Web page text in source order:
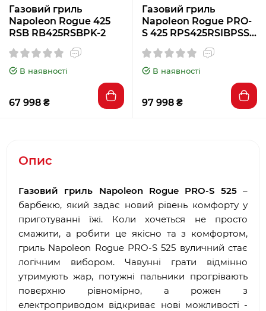
Газовий гриль
Napoleon Rogue 425
RSB RB425RSBPK-2
В наявності
67 998 ₴
Газовий гриль
Napoleon Rogue PRO-
S 425 RPS425RSIBPSS-
В наявності
97 998 ₴
Опис
Газовий гриль Napoleon Rogue PRO-S 525–
барбекю, який задає новий рівень комфорту у
приготуванні їжі. Коли хочеться не просто
смажити, а робити це якісно та з комфортом,
гриль Napoleon Rogue PRO-S 525 вуличний стає
логічним вибором. Чавунні грати відмінно
утримують жар, потужні пальники прогрівають
поверхню рівномірно, а рожен з
електроприводом відкриває нові можливості -